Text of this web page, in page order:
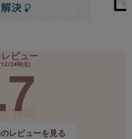
レビュー
24時点)
レビューを見る